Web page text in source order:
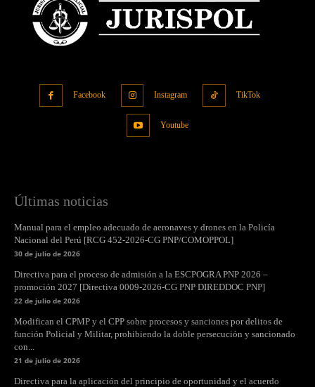
Facebook Instagram TikTok
Youtube
Últimas noticias
Manual para el empleo adecuado de aeronaves y drones en la Policía
Nacional del Perú [RCG 452-2026-CG PNP/COMOPPOL]
30 de julio de 2026
Directiva para el proceso de admisión a la ESCPOGRA PNP 2026 –
promoción 2027 [Directiva 0009-2026-CG PNP DIREDDOC PNP]
22 de julio de 2026
Modifican el CPMP y el CPP sobre procesos y sanciones por delitos de
función Policial y Militar, prohibiendo la doble persecución y sancionado
con...
21 de julio de 2026
Directiva para la aplicación del principio de oportunidad y el acuerdo